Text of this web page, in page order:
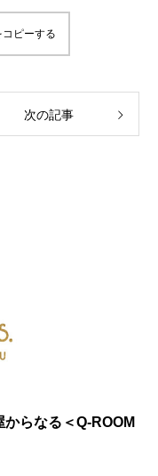
ピーする
次の記事
らなる＜Q-ROOM